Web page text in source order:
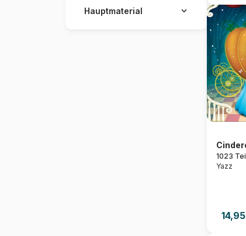
1023
Yazz
Hauptmaterial